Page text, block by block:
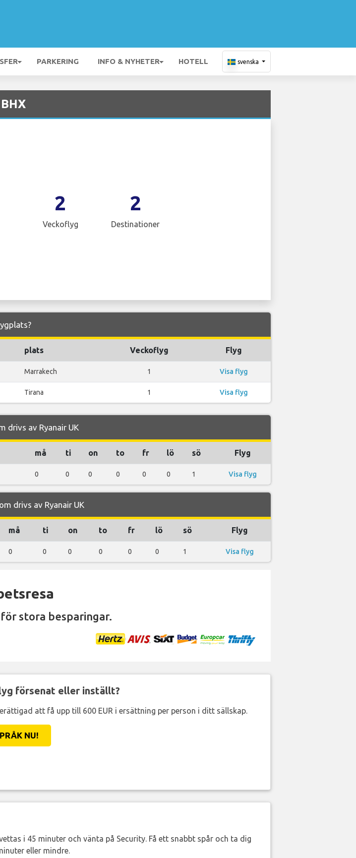
PARKERING INFO & NYHETER HOTELL svenska
2
Veckoflyg
2
Destinationer
plats Veckoflyg Flyg
Marrakech 1 Visa flyg
Tirana 1 Visa flyg
drivs av Ryanair UK
må ti on to fr lö sö Flyg
0 0 0 0 0 0 1 Visa flyg
drivs av Ryanair UK
må ti on to fr lö sö Flyg
0 0 0 0 0 0 1 Visa flyg
för stora besparingar.
försenat eller inställt?
att få upp till 600 EUR i ersättning per person i ditt sällskap.
NU!
i 45 minuter och vänta på Security. Få ett snabbt spår och ta dig
eller mindre.